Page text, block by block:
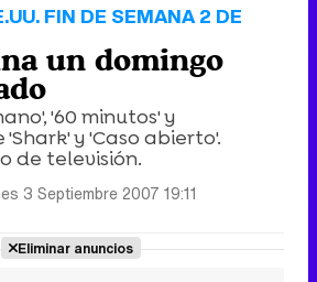
FIN DE SEMANA 2 DE
un domingo
'60 minutos' y
y 'Caso abierto'.
de televisión.
3 Septiembre 2007 19:11
Eliminar anuncios